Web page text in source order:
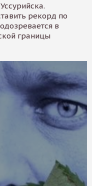
рекорд по
в
границы